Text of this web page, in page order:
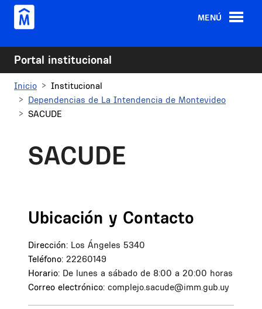
Pasar al contenido principal
MENÚ
Portal institucional
Inicio
Institucional
Dependencias de La Intendencia de Montevideo
SACUDE
SACUDE
Ubicación y Contacto
Dirección: Los Ángeles 5340
Teléfono: 22260149
Horario: De lunes a sábado de 8:00 a 20:00 horas
Correo electrónico: complejo.sacude@imm.gub.uy